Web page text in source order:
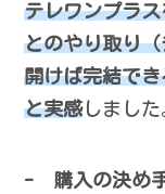
テレワンプラ
とのやり取り
開けば完結で
と実感しました
- 購入の決め手